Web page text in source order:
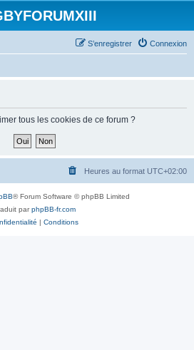
Connexion
S’enregistrer
tous les cookies de ce forum ?
Heures au format UTC+02:00
® Forum Software © phpBB Limited
parphpBB-fr.com
| Conditions